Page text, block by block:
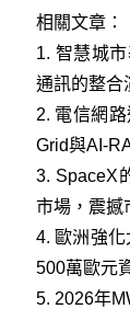
相關文章：
1. 智慧城
通訊的整合
2. 電信網
Grid與AI-
3. SpaceX
市場，震撼
4. 歐洲強
500萬歐元
5. 2026年